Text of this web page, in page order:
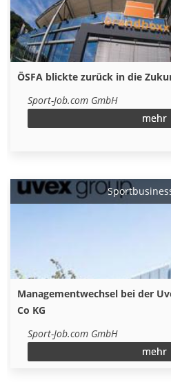
ÖSFA blickte zurück in die
Sport-Job.com GmbH
mehr
Managementwechsel bei der
Co KG
Sport-Job.com GmbH
mehr